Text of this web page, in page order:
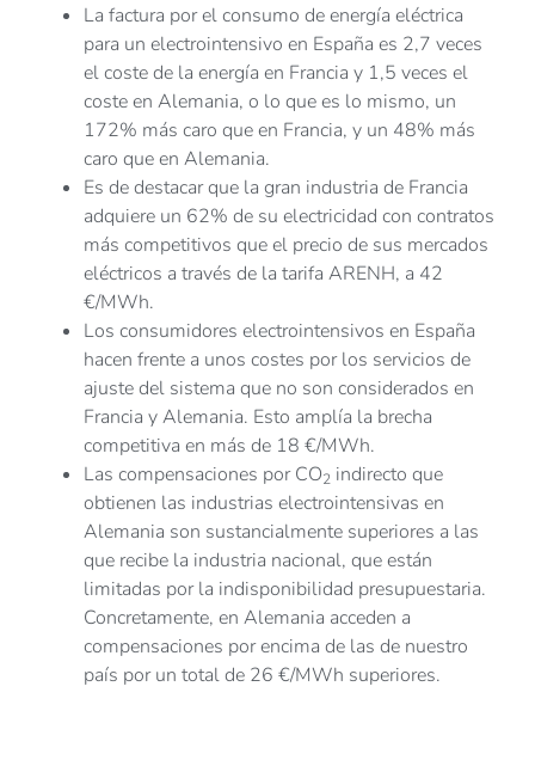
La factura por el consumo de energía eléctrica
para un electrointensivo en España es 2,7 veces
el coste de la energía en Francia y 1,5 veces el
coste en Alemania, o lo que es lo mismo, un
172% más caro que en Francia, y un 48% más
caro que en Alemania.
Es de destacar que la gran industria de Francia
adquiere un 62% de su electricidad con contratos
más competitivos que el precio de sus mercados
eléctricos a través de la tarifa ARENH, a 42
€/MWh.
Los consumidores electrointensivos en España
hacen frente a unos costes por los servicios de
ajuste del sistema que no son considerados en
Francia y Alemania. Esto amplía la brecha
competitiva en más de 18 €/MWh.
Las compensaciones por CO2 indirecto que
obtienen las industrias electrointensivas en
Alemania son sustancialmente superiores a las
que recibe la industria nacional, que están
limitadas por la indisponibilidad presupuestaria.
Concretamente, en Alemania acceden a
compensaciones por encima de las de nuestro
país por un total de 26 €/MWh superiores.